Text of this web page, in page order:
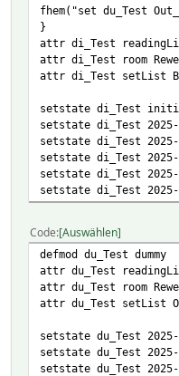
fhem("set du_Test
}
attr di_Test
attr di_Test room
attr di_Test setList
setstate di_Test
setstate di_Test
setstate di_Test 2025-
setstate di_Test
setstate di_Test 2025-
setstate di_Test
Code Auswählen
defmod du_Test dummy
attr du_Test
attr du_Test room
attr du_Test setList
setstate du_Test
setstate du_Test
setstate du_Test